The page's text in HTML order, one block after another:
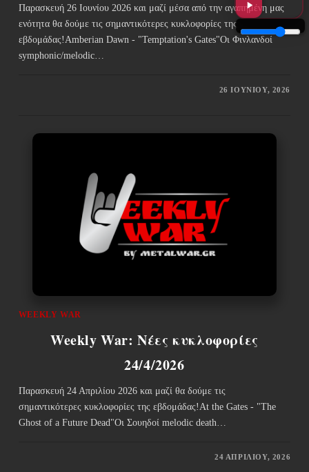
Παρασκευή 26 Ιουνίου 2026 και μαζί μέσα από την αγαπημένη μας
ενότητα θα δούμε τις σημαντικότερες κυκλοφορίες της
εβδομάδας!Amberian Dawn - "Temptation's Gates"Οι Φινλανδοί
symphonic/melodic…
26 ΙΟΥΝΊΟΥ, 2026
WEEKLY WAR
Weekly War: Νέες κυκλοφορίες
24/4/2026
Παρασκευή 24 Απριλίου 2026 και μαζί θα δούμε τις
σημαντικότερες κυκλοφορίες της εβδομάδας!At the Gates - "The
Ghost of a Future Dead"Οι Σουηδοί melodic death…
24 ΑΠΡΙΛΊΟΥ, 2026